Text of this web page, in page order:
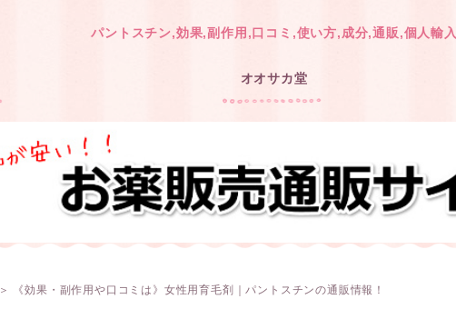
パントスチン,効果,副作用,口コミ,使い方,成分,通販,個人輸入
オオサカ堂
＞ 《効果・副作用や口コミは》女性用育毛剤｜パントスチンの通販情報！